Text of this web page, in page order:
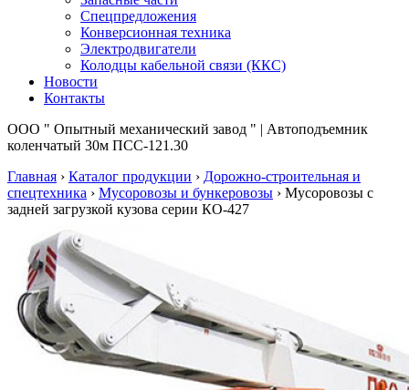
Спецпредложения
Конверсионная техника
Электродвигатели
Колодцы кабельной связи (ККС)
Новости
Контакты
ООО " Опытный механический завод " | Автоподъемник
коленчатый 30м ПСС-121.30
Главная › Каталог продукции › Дорожно-строительная и
спецтехника › Мусоровозы и бункеровозы › Мусоровозы с
задней загрузкой кузова серии КО-427